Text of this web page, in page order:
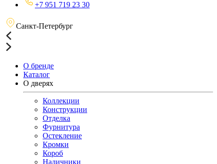
+7 951 719 23 30
Санкт-Петербург
О бренде
Каталог
О дверях
Коллекции
Конструкции
Отделка
Фурнитура
Остекление
Кромки
Короб
Наличники